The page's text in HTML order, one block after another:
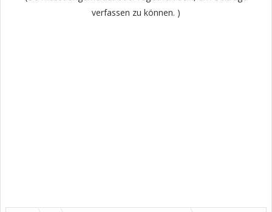
verfassen zu können. )